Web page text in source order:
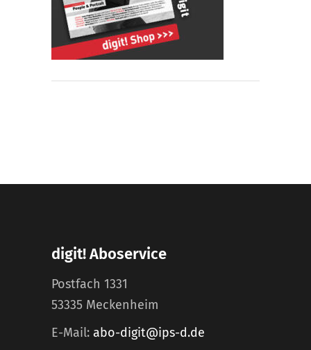
digit! Aboservice
Postfach 1331
53335 Meckenheim
E-Mail: abo-digit@ips-d.de